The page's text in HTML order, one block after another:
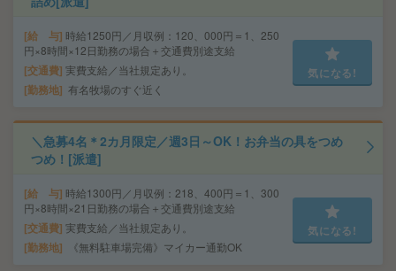
給 与 時給1250円／月収例：120、000円＝1、250
円×8時間×12日勤務の場合＋交通費別途支給
交通費 実費支給／当社規定あり。
勤務地 有名牧場のすぐ近く
気になる!
＼急募4名＊2カ月限定／週3日～OK！お弁当の具をつめ
つめ！[派遣]
給 与 時給1300円／月収例：218、400円＝1、300
円×8時間×21日勤務の場合＋交通費別途支給
交通費 実費支給／当社規定あり。
勤務地 《無料駐車場完備》マイカー通勤OK
気になる!